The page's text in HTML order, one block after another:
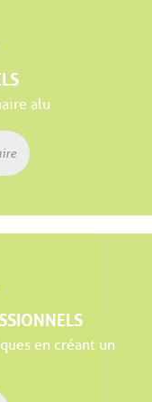
alu
en créant un